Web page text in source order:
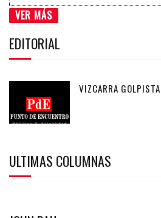
VER MÁS
EDITORIAL
VIZCARRA GOLPISTA
ULTIMAS COLUMNAS